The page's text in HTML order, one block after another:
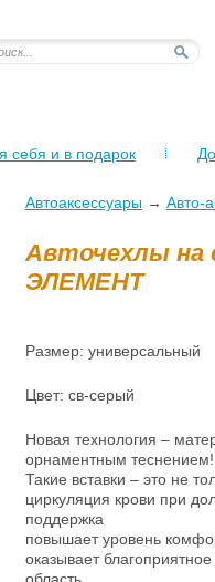
себя и в подарок
Автоаксессуары → Авто-
Авточехлы на
ЭЛЕМЕНТ
Размер: универсальный
Цвет: св-серый
Новая технология –
орнаментным теснением!
Такие вставки – это не
циркуляция крови при
поддержка
повышает уровень
оказывает